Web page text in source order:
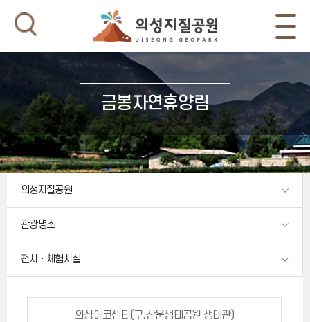
금봉자연휴양림
의성지질공원
관광명소
전시ㆍ체험시설
의성에코센터(구.산운생태공원 생태관)